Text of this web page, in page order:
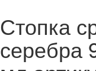
Стопка
серебра